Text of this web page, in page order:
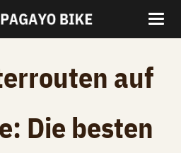
auf
Die besten